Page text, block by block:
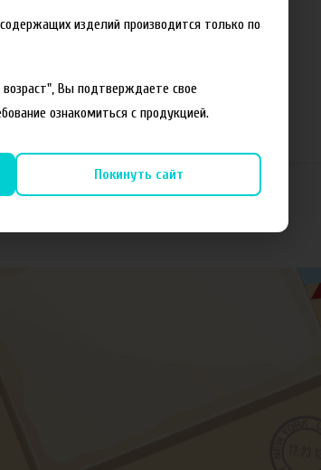
изделий производится только по
Вы подтверждаете свое
ознакомиться с продукцией.
Покинуть сайт